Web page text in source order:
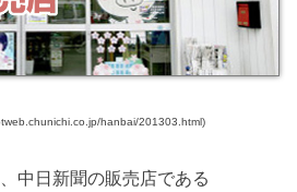
hanbai/201303.html)
中日新聞の販売店である